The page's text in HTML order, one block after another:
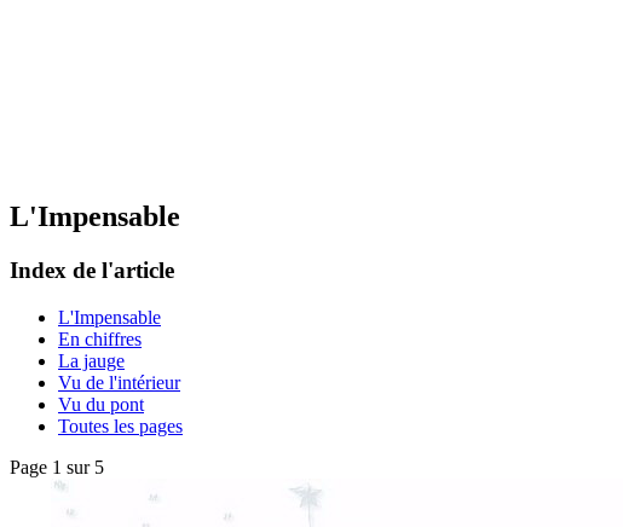
L'Impensable
Index de l'article
L'Impensable
En chiffres
La jauge
Vu de l'intérieur
Vu du pont
Toutes les pages
Page 1 sur 5